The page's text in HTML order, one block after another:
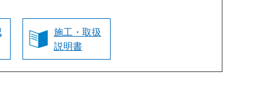
施工・取扱
説明書